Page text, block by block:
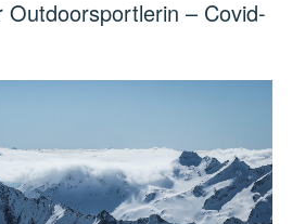
Outdoorsportlerin – Covid-